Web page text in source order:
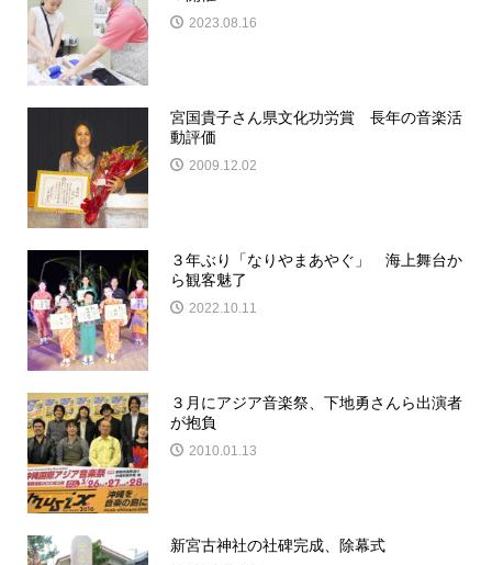
2023.08.16
宮国貴子さん県文化功労賞 長年の音楽活
動評価
2009.12.02
３年ぶり「なりやまあやぐ」 海上舞台か
ら観客魅了
2022.10.11
３月にアジア音楽祭、下地勇さんら出演者
が抱負
2010.01.13
新宮古神社の社碑完成、除幕式